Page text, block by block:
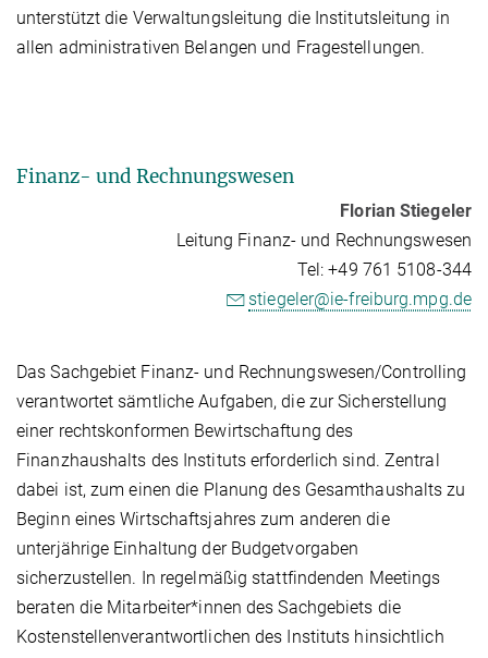
unterstützt die Verwaltungsleitung die Institutsleitung in
allen administrativen Belangen und Fragestellungen.
Finanz- und Rechnungswesen
Florian Stiegeler
Leitung Finanz- und Rechnungswesen
Tel: +49 761 5108-344
stiegeler@ie-freiburg.mpg.de
Das Sachgebiet Finanz- und Rechnungswesen/Controlling
verantwortet sämtliche Aufgaben, die zur Sicherstellung
einer rechtskonformen Bewirtschaftung des
Finanzhaushalts des Instituts erforderlich sind. Zentral
dabei ist, zum einen die Planung des Gesamthaushalts zu
Beginn eines Wirtschaftsjahres zum anderen die
unterjährige Einhaltung der Budgetvorgaben
sicherzustellen. In regelmäßig stattfindenden Meetings
beraten die Mitarbeiter*innen des Sachgebiets die
Kostenstellenverantwortlichen des Instituts hinsichtlich